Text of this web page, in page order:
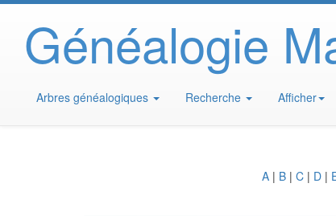
Généalogie
Arbres généalogiques Recherche Afficher
A | B | C | D |